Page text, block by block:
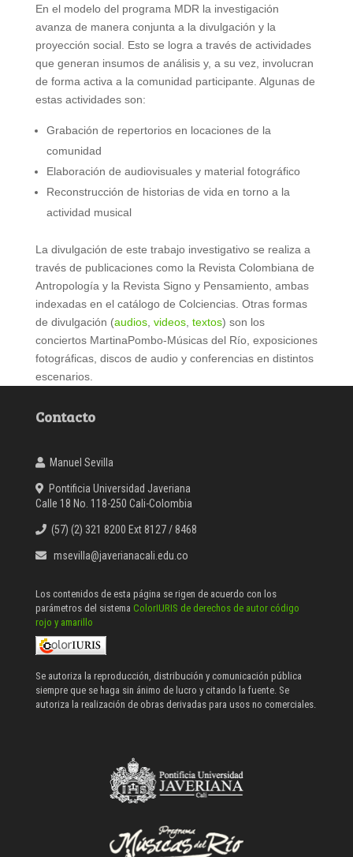
En el modelo del programa MDR la investigación
avanza de manera conjunta a la divulgación y la
proyección social. Esto se logra a través de actividades
que generan insumos de análisis y, a su vez, involucran
de forma activa a la comunidad participante. Algunas de
estas actividades son:
Grabación de repertorios en locaciones de la
comunidad
Elaboración de audiovisuales y material fotográfico
Reconstrucción de historias de vida en torno a la
actividad musical
La divulgación de este trabajo investigativo se realiza a
través de publicaciones como la Revista Colombiana de
Antropología y la Revista Signo y Pensamiento, ambas
indexadas en el catálogo de Colciencias. Otras formas
de divulgación (audios, videos, textos) son los
conciertos MartinaPombo-Músicas del Río, exposiciones
fotográficas, discos de audio y conferencias en distintos
escenarios.
Contacto
Manuel Sevilla
Pontificia Universidad Javeriana
Calle 18 No. 118-250 Cali-Colombia
(57) (2) 321 8200 Ext 8127 / 8468
msevilla@javerianacali.edu.co
Los contenidos de esta página se rigen de acuerdo con los
parámetros del sistema ColorIURIS de derechos de autor código
rojo y amarillo
Se autoriza la reproducción, distribución y comunicación pública
siempre que se haga sin ánimo de lucro y citando la fuente. Se
autoriza la realización de obras derivadas para usos no comerciales.